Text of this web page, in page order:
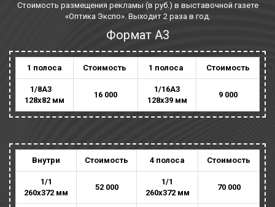
Стоимость размещения рекламы (в руб.) в выставочной газете
«Оптика Экспо». Выходит 2 раза в год.
Формат А3
1 полоса Стоимость 1 полоса Стоимость
1/8А3
128х82 мм
16 000
1/16А3
128х39 мм
9 000
Внутри Стоимость 4 полоса Стоимость
1/1
260х372 мм
52 000
1/1
260х372 мм
70 000